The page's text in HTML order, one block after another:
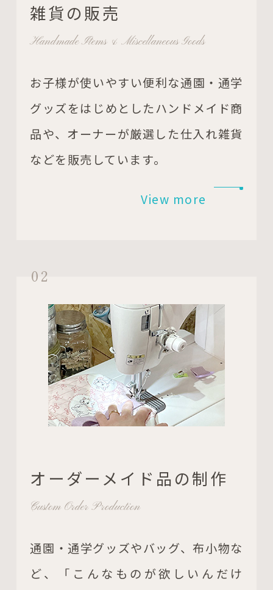
雑貨の販売
Handmade Items & Miscellaneous Goods
お子様が使いやすい便利な通園・通学
グッズをはじめとしたハンドメイド商
品や、オーナーが厳選した仕入れ雑貨
などを販売しています。
View more
02
オーダーメイド品の制作
Custom Order Production
通園・通学グッズやバッグ、布小物な
ど、「こんなものが欲しいんだけ